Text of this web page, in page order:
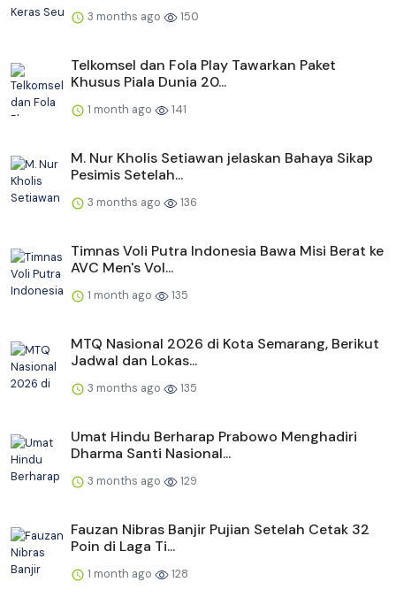
3 months ago 150
Telkomsel dan Fola Play Tawarkan Paket
Khusus Piala Dunia 20...
1 month ago 141
M. Nur Kholis Setiawan jelaskan Bahaya Sikap
Pesimis Setelah...
3 months ago 136
Timnas Voli Putra Indonesia Bawa Misi Berat ke
AVC Men's Vol...
1 month ago 135
MTQ Nasional 2026 di Kota Semarang, Berikut
Jadwal dan Lokas...
3 months ago 135
Umat Hindu Berharap Prabowo Menghadiri
Dharma Santi Nasional...
3 months ago 129
Fauzan Nibras Banjir Pujian Setelah Cetak 32
Poin di Laga Ti...
1 month ago 128